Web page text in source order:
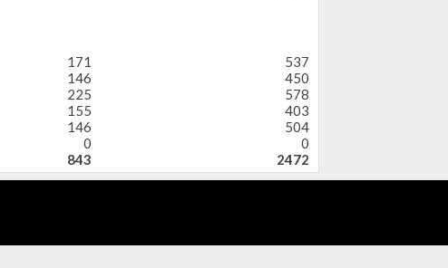
171
537
146
450
225
578
155
403
146
504
0
0
843 2472